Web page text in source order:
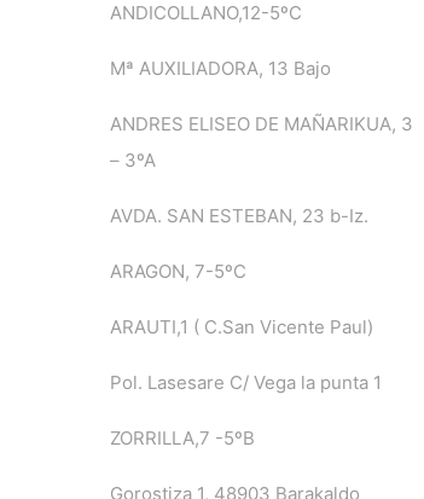
ANDICOLLANO,12-5ºC
Mª AUXILIADORA, 13 Bajo
ANDRES ELISEO DE MAÑARIKUA, 3
– 3ºA
AVDA. SAN ESTEBAN, 23 b-Iz.
ARAGON, 7-5ºC
ARAUTI,1 ( C.San Vicente Paul)
Pol. Lasesare C/ Vega la punta 1
ZORRILLA,7 -5ºB
Gorostiza 1, 48903 Barakaldo